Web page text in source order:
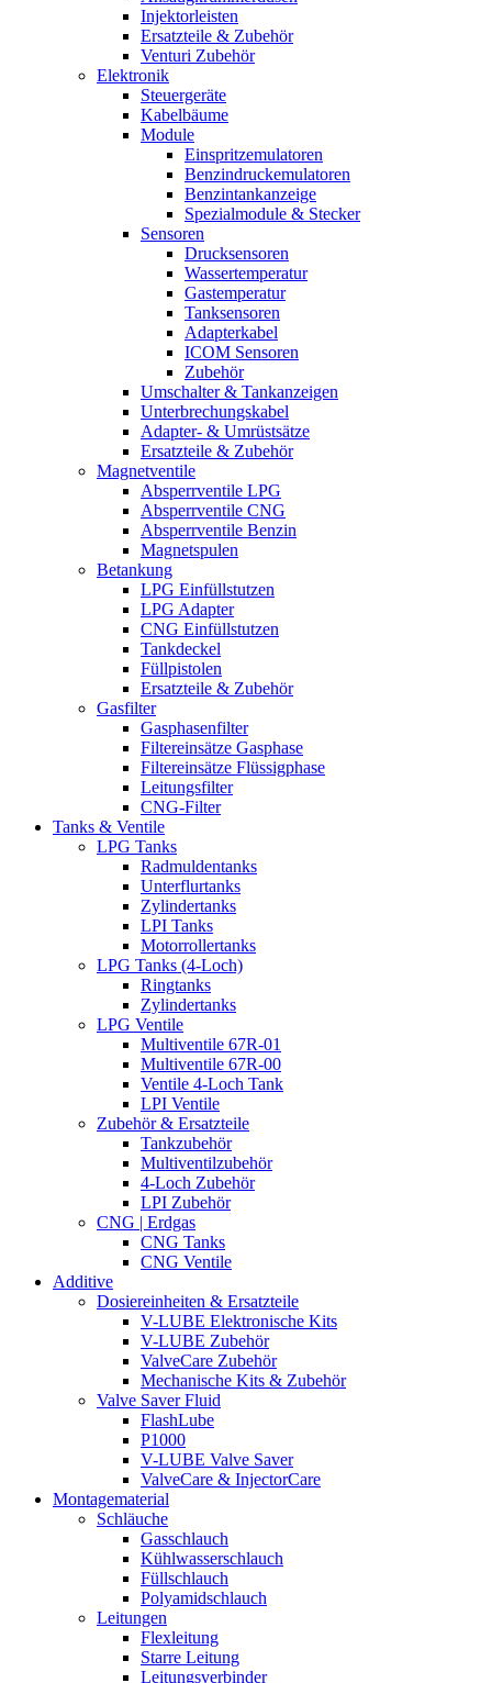
Injektorleisten
Ersatzteile & Zubehör
Venturi Zubehör
Elektronik
Steuergeräte
Kabelbäume
Module
Einspritzemulatoren
Benzindruckemulatoren
Benzintankanzeige
Spezialmodule & Stecker
Sensoren
Drucksensoren
Wassertemperatur
Gastemperatur
Tanksensoren
Adapterkabel
ICOM Sensoren
Zubehör
Umschalter & Tankanzeigen
Unterbrechungskabel
Adapter- & Umrüstsätze
Ersatzteile & Zubehör
Magnetventile
Absperrventile LPG
Absperrventile CNG
Absperrventile Benzin
Magnetspulen
Betankung
LPG Einfüllstutzen
LPG Adapter
CNG Einfüllstutzen
Tankdeckel
Füllpistolen
Ersatzteile & Zubehör
Gasfilter
Gasphasenfilter
Filtereinsätze Gasphase
Filtereinsätze Flüssigphase
Leitungsfilter
CNG-Filter
Tanks & Ventile
LPG Tanks
Radmuldentanks
Unterflurtanks
Zylindertanks
LPI Tanks
Motorrollertanks
LPG Tanks (4-Loch)
Ringtanks
Zylindertanks
LPG Ventile
Multiventile 67R-01
Multiventile 67R-00
Ventile 4-Loch Tank
LPI Ventile
Zubehör & Ersatzteile
Tankzubehör
Multiventilzubehör
4-Loch Zubehör
LPI Zubehör
CNG | Erdgas
CNG Tanks
CNG Ventile
Additive
Dosiereinheiten & Ersatzteile
V-LUBE Elektronische Kits
V-LUBE Zubehör
ValveCare Zubehör
Mechanische Kits & Zubehör
Valve Saver Fluid
FlashLube
P1000
V-LUBE Valve Saver
ValveCare & InjectorCare
Montagematerial
Schläuche
Gasschlauch
Kühlwasserschlauch
Füllschlauch
Polyamidschlauch
Leitungen
Flexleitung
Starre Leitung
Leitungsverbinder